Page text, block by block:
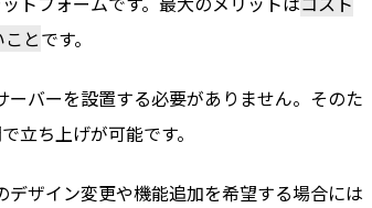
とです。
バーを設置する必要がありません。そのた
立ち上げが可能です。
ザイン変更や機能追加を希望する場合には